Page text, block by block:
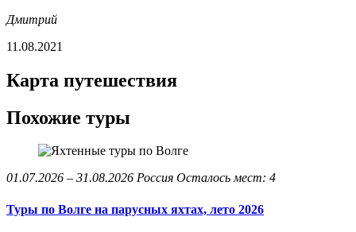
Дмитрий
11.08.2021
Карта путешествия
Похожие туры
01.07.2026 – 31.08.2026 Россия Осталось мест: 4
Туры по Волге на парусных яхтах, лето 2026